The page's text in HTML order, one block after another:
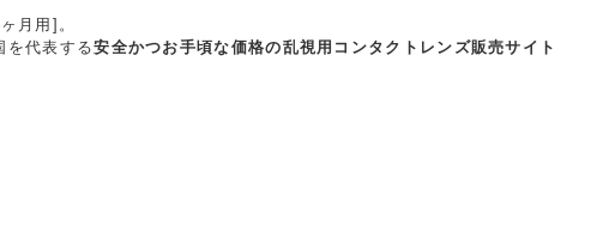
月用]。
を代表する安全かつお手頃な価格の乱視用コンタクトレンズ販売サイト